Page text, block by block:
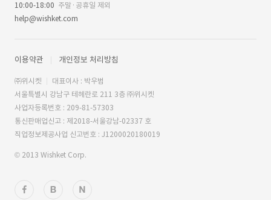
10:00-18:00 주말·공휴일 제외
help@wishket.com
이용약관 개인정보 처리방침
㈜위시켓
대표이사 : 박우범
서울특별시 강남구 테헤란로 211 3층 ㈜위시켓
사업자등록번호 : 209-81-57303
통신판매업신고 : 제2018-서울강남-02337 호
직업정보제공사업 신고번호 : J1200020180019
© 2013 Wishket Corp.